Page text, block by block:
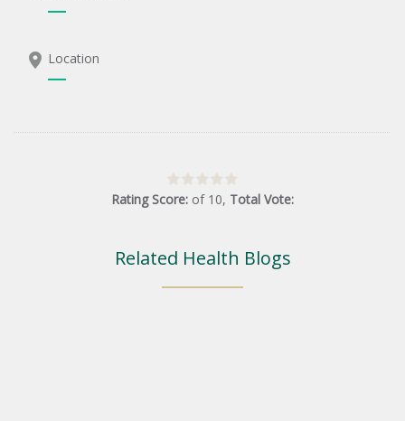
Location
Rating Score: of 10, Total Vote:
Related Health Blogs